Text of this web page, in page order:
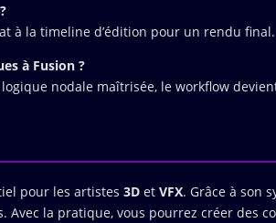
à la timeline d’édition pour un rendu final.
à Fusion ?
nodale maîtrisée, le workflow
pour les artistes3D etVFX. Grâce à son
la pratique, vous pourrez créer des